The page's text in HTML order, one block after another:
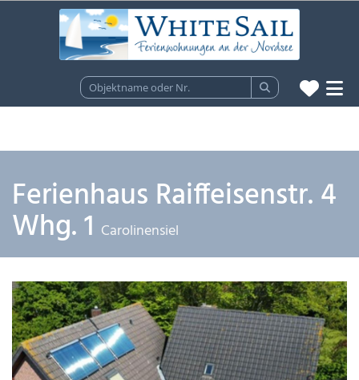
Ferienhaus Raiffeisenstr. 4
Whg. 1 Carolinensiel